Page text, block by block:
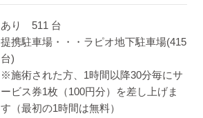
あり 511 台
提携駐車場・・・ラピオ地下駐車場(415
台)
※施術された方、1時間以降30分毎にサ
ービス券1枚（100円分）を差し上げま
す（最初の1時間は無料）